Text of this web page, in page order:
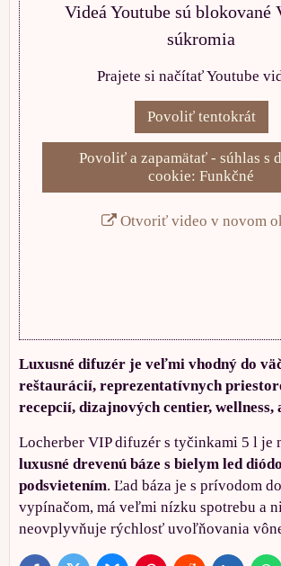
Videá Youtube sú blokované
súkromia
Prajete si načítať Youtube
Povoliť tentokrát
Povoliť a zapamätať - súhlas s
cookie: Funkčné
Otvoriť video v novom
Luxusné difuzér je veľmi vhodný do
reštaurácií, reprezentatívnych
recepcií, dizajnových centier, wellness,
Locherber VIP difuzér s tyčinkami 5 l je
luxusné drevenú báze s bielym led
podsvietením. Ľad báza je s prívodom
vypínačom, má veľmi nízku spotrebu a
neovplyvňuje rýchlosť uvoľňovania